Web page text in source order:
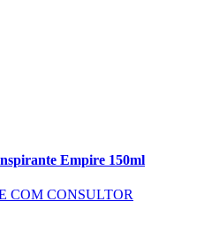
Empire 150ml
COM CONSULTOR